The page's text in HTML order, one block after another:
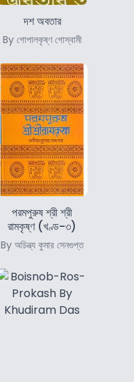
দশ অবতার
By গোপালকৃষ্ণ গোস্বামী
পরমপুরুষ শ্রী শ্রী
রামকৃষ্ণ (খণ্ড-৩)
By অচিন্ত্য কুমার সেনগুপ্ত